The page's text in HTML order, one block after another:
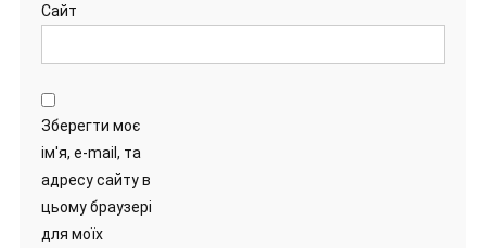
Сайт
Зберегти моє
ім'я, e-mail, та
адресу сайту в
цьому браузері
для моїх